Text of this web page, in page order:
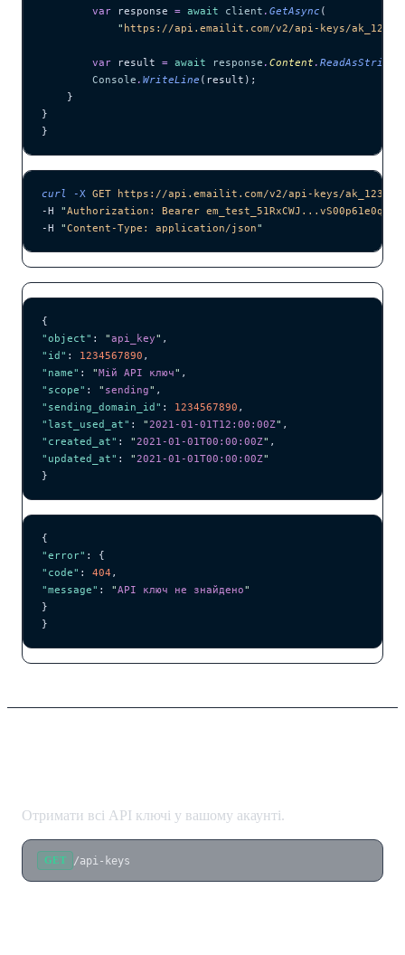
        var
response = await client . GetAsync (
            "
https://api.emailit.com/v2/api-keys/
        var
result = await response . Content .
        Console
. WriteLine (result);
    }
}
}
curl -X GET https://api.emailit.com/v2/api-keys/
-H "Authorization: Bearer em_test_51RxCWJ...vS00p61e0qRE
-H "Content-Type: application/json"
{
"object" : "api_key" ,
"id" : 1234567890 ,
"name" : "Мій API ключ" ,
"scope" : " sending" ,
"sending_domain_id" : 1234567890 ,
"last_used_at" : "2021-01-01T12:00:00Z" ,
"created_at" : "2021-01-01T00:00:00Z" ,
"updated_at" : "2021-01-01T00:00:00Z"
}
{
"error" : {
"code" : 404 ,
"message" : "API ключ не знайдено"
}
}
Отримати всі API ключі у вашому акаунті.
GET /api-keys